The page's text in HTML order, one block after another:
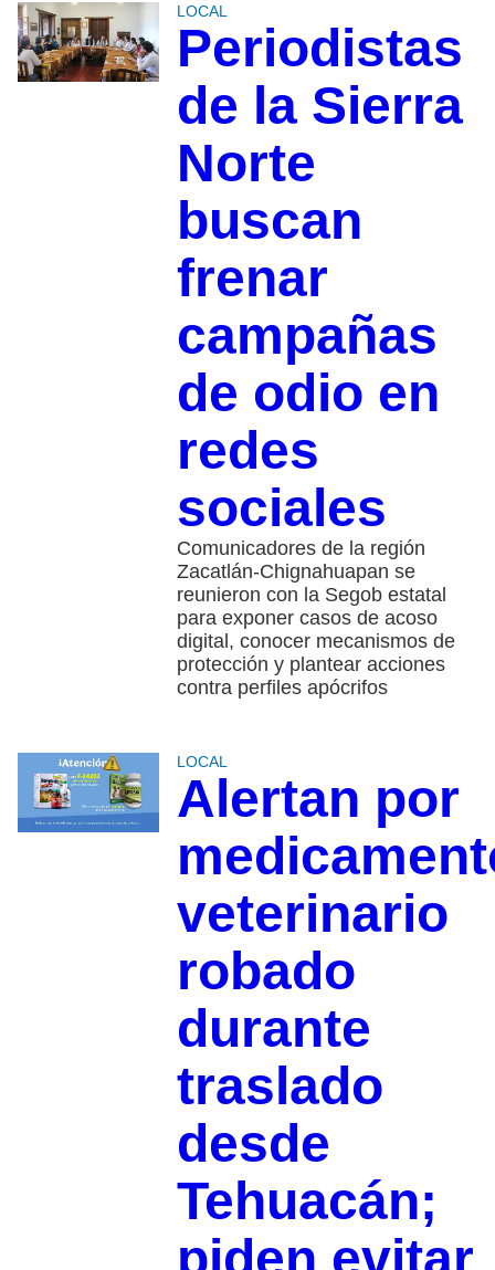
LOCAL
Periodistas
de la Sierra
Norte
buscan
frenar
campañas
de odio en
redes
sociales
Comunicadores de la región
Zacatlán-Chignahuapan se
reunieron con la Segob estatal
para exponer casos de acoso
digital, conocer mecanismos de
protección y plantear acciones
contra perfiles apócrifos
LOCAL
Alertan por
veterinario
robado
durante
traslado
desde
Tehuacán;
piden evitar